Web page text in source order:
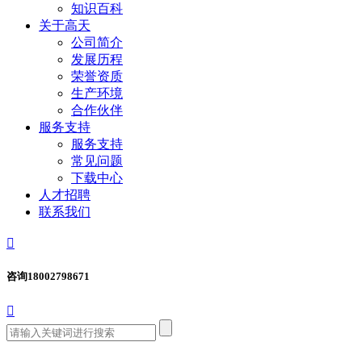
知识百科
关于高天
公司简介
发展历程
荣誉资质
生产环境
合作伙伴
服务支持
服务支持
常见问题
下载中心
人才招聘
联系我们

咨询18002798671
